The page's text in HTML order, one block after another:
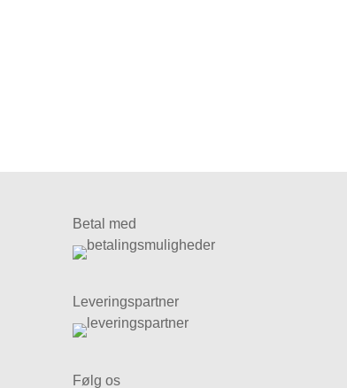
Betal med
Leveringspartner
Følg os